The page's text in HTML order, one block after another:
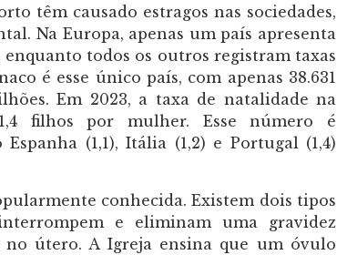
têm causado estragos nas sociedades,
Na Europa, apenas um país apresenta
todos os outros registram taxas
é esse único país, com apenas 38.631
Em 2023, a taxa de natalidade na
filhos por mulher. Esse número é
(1,1), Itália (1,2) e Portugal (1,4)
conhecida. Existem dois tipos
e eliminam uma gravidez
no útero. A Igreja ensina que um óvulo